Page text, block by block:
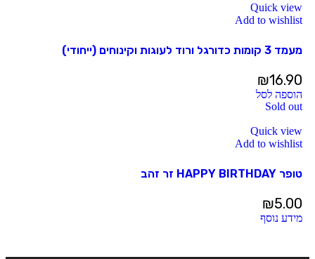
Quick view
Add to wishlist
מעמד 3 קומות כדורגל ורוד לעוגות וקינוחים (ייחודי)
₪16.90
הוספה לסל
Sold out
Quick view
Add to wishlist
טופר HAPPY BIRTHDAY זר זהב
₪5.00
מידע נוסף